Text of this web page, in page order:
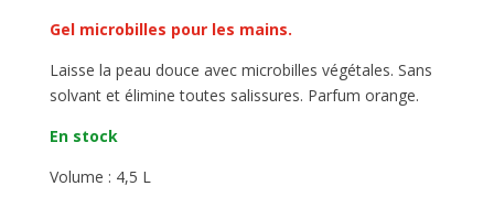
Gel microbilles pour les mains.
Laisse la peau douce avec microbilles végétales. Sans
solvant et élimine toutes salissures. Parfum orange.
En stock
Volume : 4,5 L